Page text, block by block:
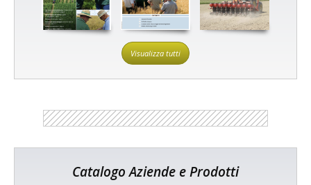
Visualizza tutti
Catalogo Aziende e Prodotti